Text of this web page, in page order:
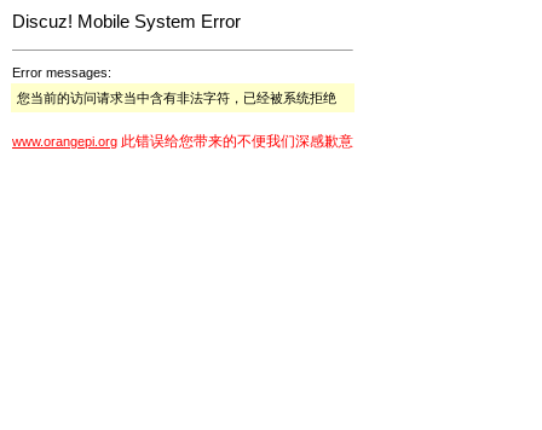
Discuz! Mobile System Error
Error messages:
您当前的访问请求当中含有非法字符，已经被系统拒绝
www.orangepi.org 此错误给您带来的不便我们深感歉意